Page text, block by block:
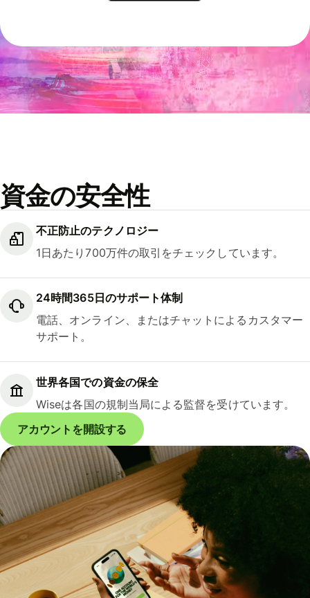
資金の安全性
不正防止のテクノロジー
1日あたり700万件の取引をチェックしています。
24時間365日のサポート体制
電話、オンライン、またはチャットによるカスタマー
サポート。
世界各国での資金の保全
Wiseは各国の規制当局による監督を受けています。
アカウントを開設する